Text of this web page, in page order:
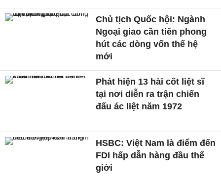
Chủ tịch Quốc hội: Ngành
Ngoại giao cần tiên phong
hút các dòng vốn thế hệ
mới
Phát hiện 13 hài cốt liệt sĩ
tại nơi diễn ra trận chiến
đấu ác liệt năm 1972
HSBC: Việt Nam là điểm đến
FDI hấp dẫn hàng đầu thế
giới